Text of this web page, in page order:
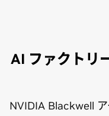
AI ファクトリ
NVIDIA Blackwell